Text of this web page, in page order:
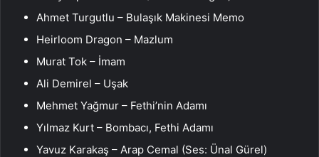
Ahmet Turgutlu – Bulaşık Makinesi Memo
Heirloom Dragon – Mazlum
Murat Tok – İmam
Ali Demirel – Uşak
Mehmet Yağmur – Fethi’nin Adamı
Yılmaz Kurt – Bombacı, Fethi Adamı
Yavuz Karakaş – Arap Cemal (Ses: Ünal Gürel)